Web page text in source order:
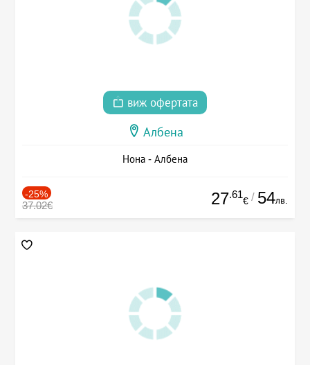
виж офертата
Албена
Нона - Албена
-25%
37.02€ 27.61
€ / 54лв.